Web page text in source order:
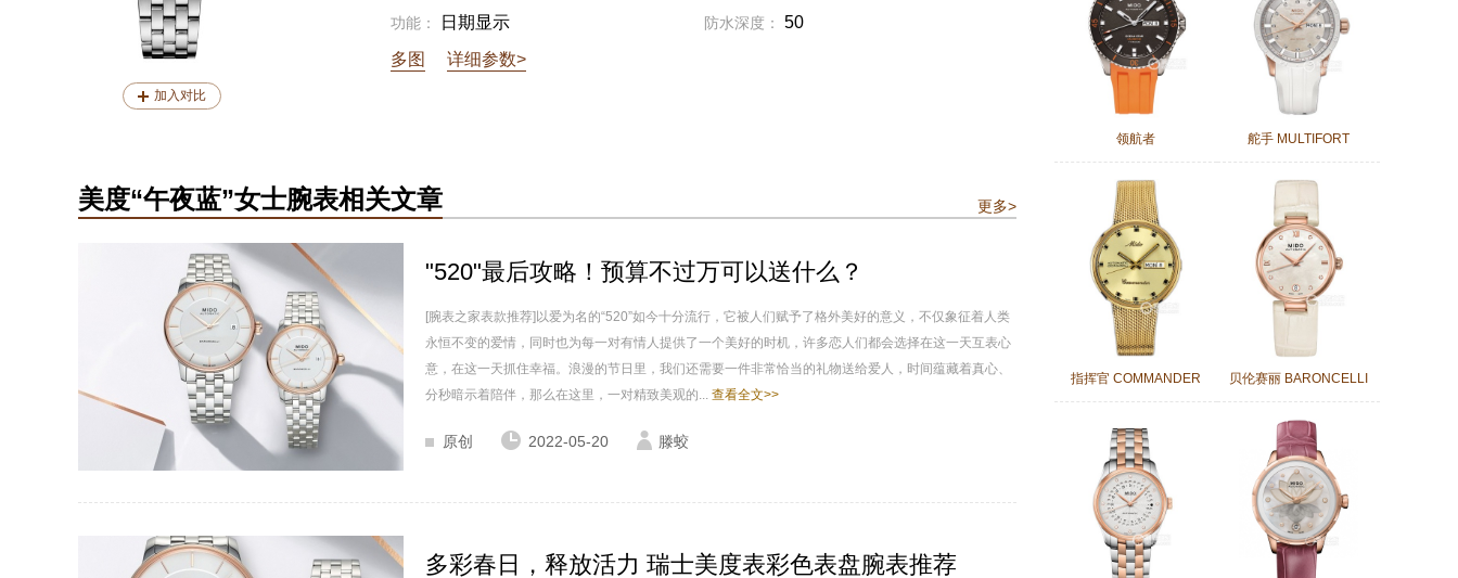
加入对比
功能： 日期显示 防水深度：
50
多图
详细参数>
美度“午夜蓝”女士腕表相关文章 更多>
"520"最后攻略！预算不过万可以送什么？
[腕表之家表款推荐]以爱为名的“520”如今十分流行，它被人们赋予了格外美好的意义，不仅象征着人类
永恒不变的爱情，同时也为每一对有情人提供了一个美好的时机，许多恋人们都会选择在这一天互表心
意，在这一天抓住幸福。浪漫的节日里，我们还需要一件非常恰当的礼物送给爱人，时间蕴藏着真心、
分秒暗示着陪伴，那么在这里，一对精致美观的... 查看全文>>
原创 2022-05-20 滕蛟
多彩春日，释放活力 瑞士美度表彩色表盘腕表推荐
领航者 舵手 MULTIFORT
指挥官 COMMANDER 贝伦赛丽 BARONCELLI